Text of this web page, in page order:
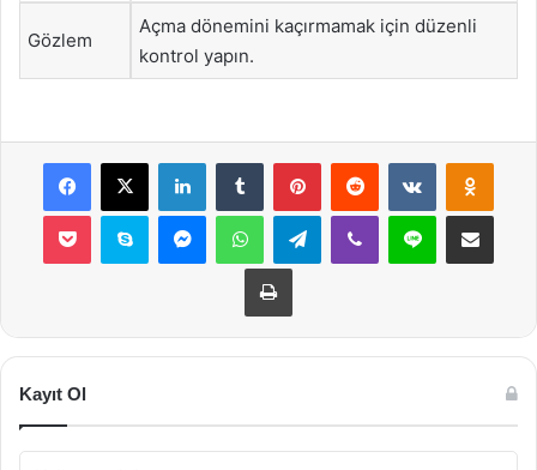
Gözlem
Açma dönemini kaçırmamak için düzenli
kontrol yapın.
Facebook
X LinkedInTumblr PinterestReddit VKontakte
Pocket Skype MessengerWhatsAppTelegramViber Line E-Posta ile
Yazdır
Kayıt Ol